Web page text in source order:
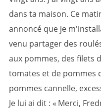
dans ta maison. Ce
annoncé que je
venu partager des
aux pommes, des filets
tomates et de pommes
pommes cannelle,
Je lui ai dit : « Merci,